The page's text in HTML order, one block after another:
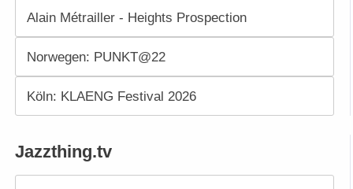
Alain Métrailler - Heights Prospection
Norwegen: PUNKT@22
Köln: KLAENG Festival 2026
Jazzthing.tv